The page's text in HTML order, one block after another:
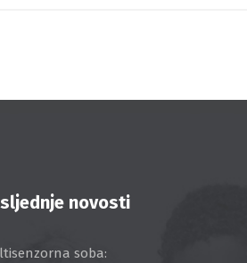
novosti
soba: